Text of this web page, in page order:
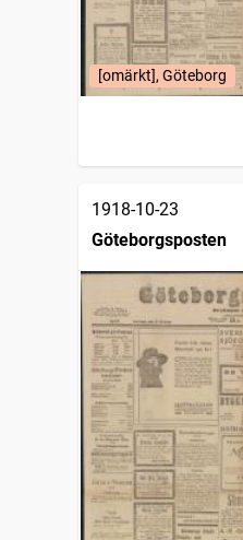
[omärkt], Göteborg
1918-10-23
Göteborgsposten